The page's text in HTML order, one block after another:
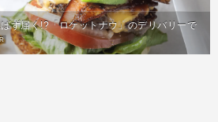
ず届く!?「ロケットナウ」のデリバリーで